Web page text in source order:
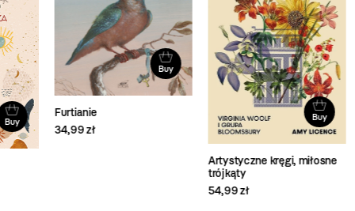
Buy
Furtianie
34,99 zł
Buy
Artystyczne kręgi, miłosne
trójkąty
54,99 zł